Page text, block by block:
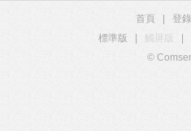
首頁 登錄
標準版
觸屏版
©